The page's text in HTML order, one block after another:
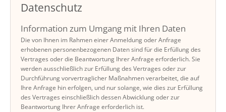
Datenschutz
Information zum Umgang mit Ihren Daten
Die von Ihnen im Rahmen einer Anmeldung oder Anfrage
erhobenen personenbezogenen Daten sind für die Erfüllung des
Vertrages oder die Beantwortung Ihrer Anfrage erforderlich. Sie
werden ausschließlich zur Erfüllung des Vertrages oder zur
Durchführung vorvertraglicher Maßnahmen verarbeitet, die auf
Ihre Anfrage hin erfolgen, und nur solange, wie dies zur Erfüllung
des Vertrages einschließlich dessen Abwicklung oder zur
Beantwortung Ihrer Anfrage erforderlich ist.